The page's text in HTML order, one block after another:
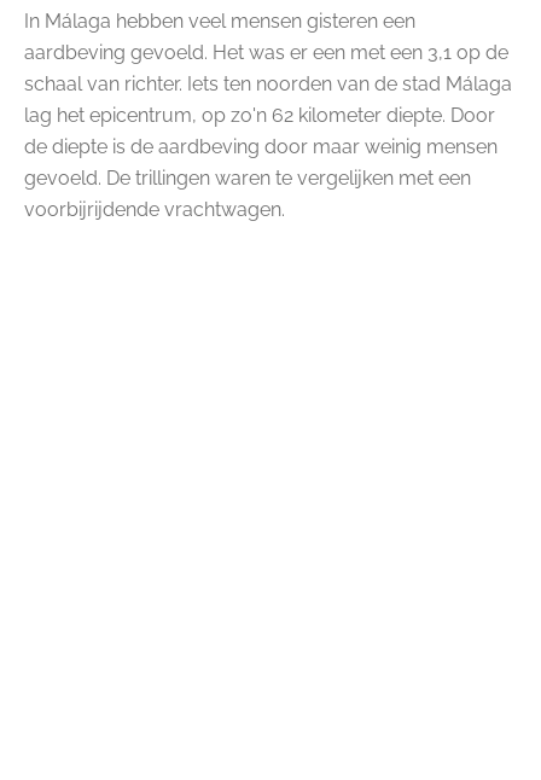
In Málaga hebben veel mensen gisteren een
aardbeving gevoeld. Het was er een met een 3,1 op de
schaal van richter. Iets ten noorden van de stad Málaga
lag het epicentrum, op zo'n 62 kilometer diepte. Door
de diepte is de aardbeving door maar weinig mensen
gevoeld. De trillingen waren te vergelijken met een
voorbijrijdende vrachtwagen.